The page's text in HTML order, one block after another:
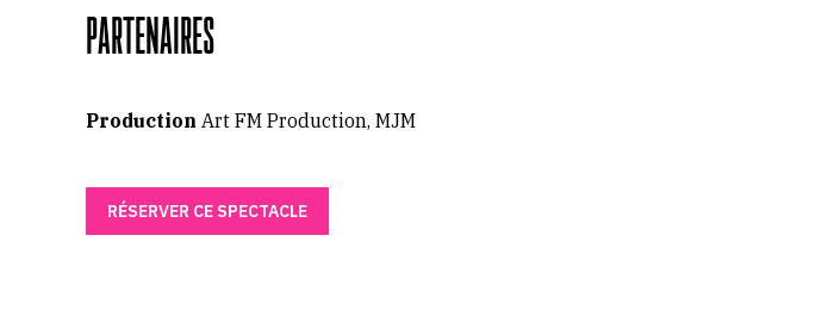
PARTENAIRES
Production Art FM Production, MJM
RÉSERVER CE SPECTACLE